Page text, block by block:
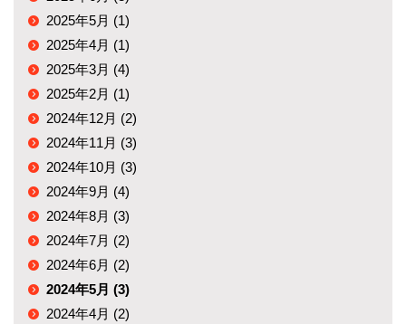
2025年5月 (1)
2025年4月 (1)
2025年3月 (4)
2025年2月 (1)
2024年12月 (2)
2024年11月 (3)
2024年10月 (3)
2024年9月 (4)
2024年8月 (3)
2024年7月 (2)
2024年6月 (2)
2024年5月 (3)
2024年4月 (2)